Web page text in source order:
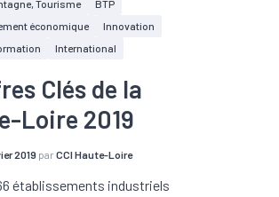
Tourisme
BTP
économique
Innovation
International
Clés de la
Loire 2019
2019 par CCI Haute-Loire
établissements industriels